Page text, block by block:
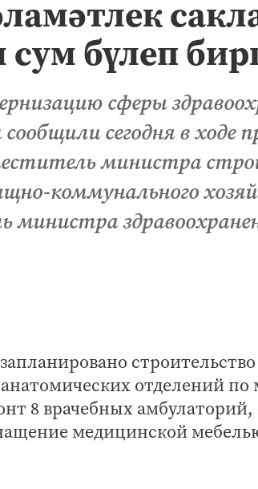
бүлеп
сферы
сегодня в ходе
министра
коммунального
министра
отделений
8 врачебных амбулаторий,
медицинской